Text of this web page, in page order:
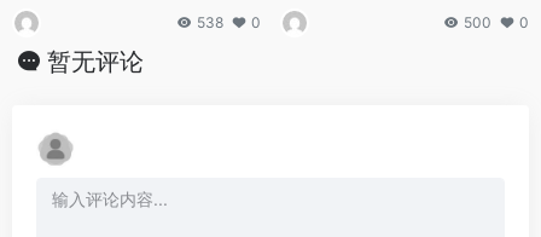
538 0 500 0
暂无评论